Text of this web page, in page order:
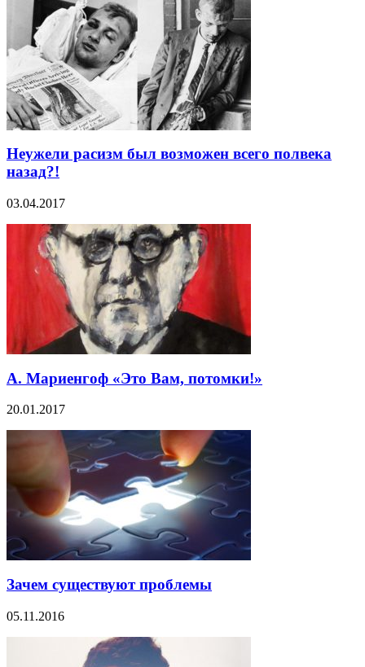
Неужели расизм был возможен всего полвека
назад?!
03.04.2017
А. Мариенгоф «Это Вам, потомки!»
20.01.2017
Зачем существуют проблемы
05.11.2016